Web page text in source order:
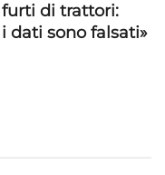
furti di trattori:
dati sono falsati»